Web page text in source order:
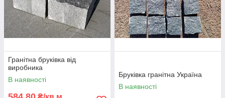
Гранітна бруківка від
виробника
В наявності
Бруківка гранітна Україна
В наявності